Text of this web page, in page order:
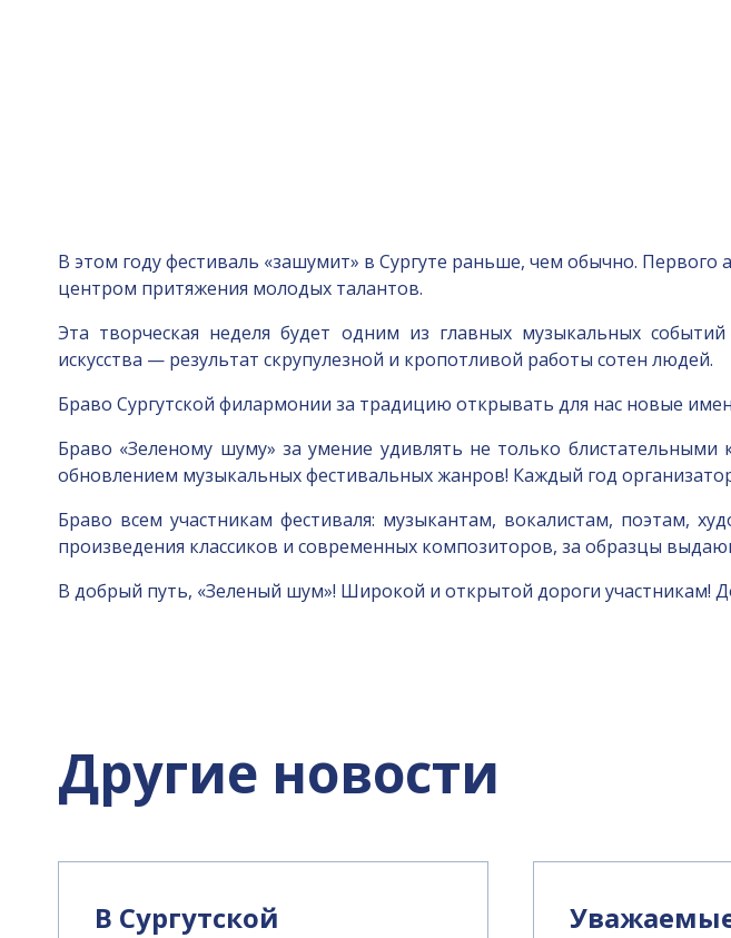
В этом году фестиваль «зашумит» в Сургуте раньше, чем обычно. Первого
центром притяжения молодых талантов.
Эта творческая неделя будет одним из главных музыкальных
искусства — результат скрупулезной и кропотливой работы сотен людей.
Браво Сургутской филармонии за традицию открывать для нас новые
Браво «Зеленому шуму» за умение удивлять не только
обновлением музыкальных фестивальных жанров! Каждый год
Браво всем участникам фестиваля: музыкантам, вокалистам, поэтам,
произведения классиков и современных композиторов, за образцы
В добрый путь, «Зеленый шум»! Широкой и открытой дороги участникам!
Другие новости
В Сургутской